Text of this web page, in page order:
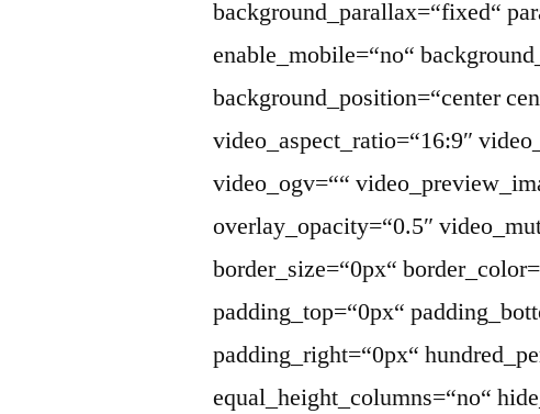
background_parallax=“fixed“
enable_mobile=“no“
background_position=“center
video_aspect_ratio=“16:9″
video_ogv=““
overlay_opacity=“0.5″
border_size=“0px“
padding_top=“0px“
padding_right=“0px“
equal_height_columns=“no“